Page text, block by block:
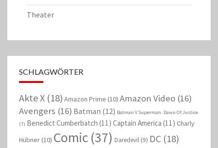
Theater
SCHLAGWÖRTER
Akte X (18) Amazon Prime (10) Amazon Video (16)
Avengers (16) Batman (12) Batman V Superman: Dawn Of Justice
(7) Benedict Cumberbatch (11) Captain America (11) Charly
Hübner (10) Comic (37) Daredevil (9) DC (18)